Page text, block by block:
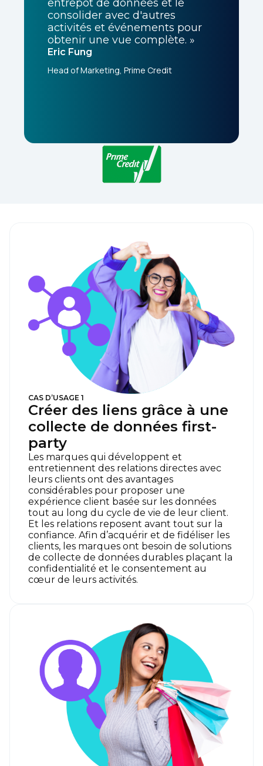
entrepôt de données et le
consolider avec d'autres
activités et événements pour
obtenir une vue complète. »
Eric Fung
Head of Marketing, Prime Credit
CAS D’USAGE 1
Créer des liens grâce à une
collecte de données first-
party
Les marques qui développent et
entretiennent des relations directes avec
leurs clients ont des avantages
considérables pour proposer une
expérience client basée sur les données
tout au long du cycle de vie de leur client.
Et les relations reposent avant tout sur la
confiance. Afin d’acquérir et de fidéliser les
clients, les marques ont besoin de solutions
de collecte de données durables plaçant la
confidentialité et le consentement au
cœur de leurs activités.